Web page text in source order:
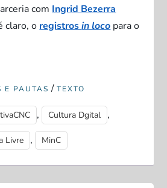
com Ingrid Bezerra
claro, o registrosin loco para o
E PAUTAS /TEXTO
, Cultura Dgital ,
Livre , MinC